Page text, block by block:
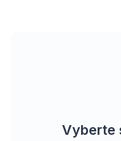
Vyberte